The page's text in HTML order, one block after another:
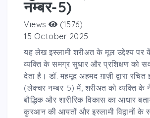
नम्बर-5)
Views
(1576)
15 October 2025
यह लेख इस्लामी शरीअत के मूल उद्देश्य पर
व्यक्ति के समग्र सुधार और प्रशिक्षण को
देता है। डॉ. महमूद अहमद ग़ाज़ी द्वारा रचित
(लेक्चर नम्बर-5) में, शरीअत को व्यक्ति के
बौद्धिक और शारीरिक विकास का आधार
कुरआन की आयतों और इस्लामी विद्वानों के